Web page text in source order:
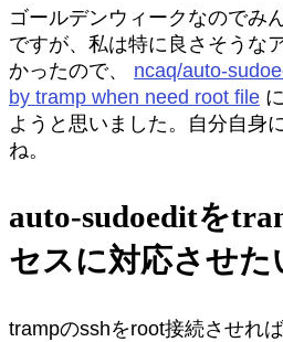
ゴールデンウィークなのでみ
ですが、私は特に良さそうな
かったので、 ncaq/auto-
by tramp when need root file
ようと思いました。自分自身
ね。
auto-sudoeditを
セスに対応させた
trampのsshをroot接続させれ